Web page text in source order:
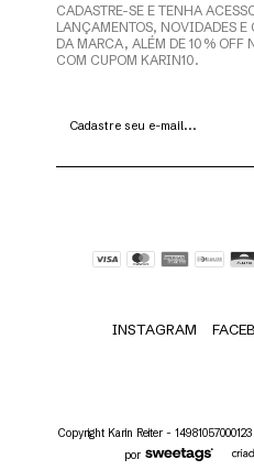
CADASTRE-SE E TENHA
LANÇAMENTOS, NOVIDADES E
DA MARCA, ALÉM DE 10% OFF
COM CUPOM KARIN10.
INSTAGRAM
Copyright Karin Reiter -
por